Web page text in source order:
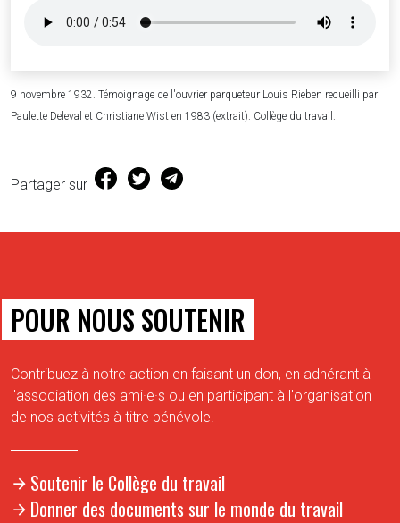
9 novembre 1932. Témoignage de l'ouvrier parqueteur Louis Rieben recueilli par
Paulette Deleval et Christiane Wist en 1983 (extrait). Collège du travail.
Partager sur (s'ouvre dans une nouvelle fenêtre)
(s'ouvre dans une nouvelle fenêtre)
POUR NOUS SOUTENIR
Contribuez à notre action en faisant un don, en adhérant à
l'association des ami·e·s ou en participant à l'organisation
de nos activités à titre bénévole.
Soutenir le Collège du travail
Donner des documents sur le monde du travail